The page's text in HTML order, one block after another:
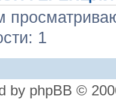
1
by phpBB ©